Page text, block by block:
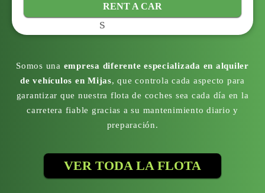
RENT A CAR
Somos una empresa diferente especializada en alquiler
de vehículos en Mijas, que controla cada aspecto para
garantizar que nuestra flota de coches sea cada día en la
carretera fiable gracias a su mantenimiento diario y
preparación.
VER TODA LA FLOTA